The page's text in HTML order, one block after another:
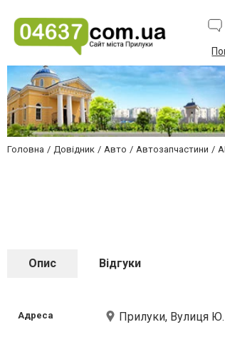
Головна Довідник Авто Автозапчастини
Опис Відгуки
Адреса Прилуки, Вулиця